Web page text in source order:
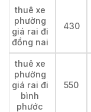
thuê xe
phường
giá rai đi
đồng nai
430
thuê xe
phường
giá rai đi
bình
phước
550